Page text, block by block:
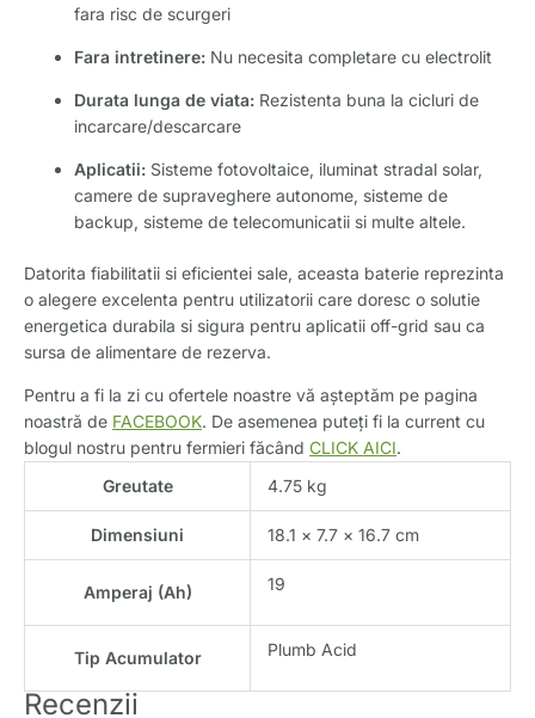
fara risc de scurgeri
Fara intretinere: Nu necesita completare cu electrolit
Durata lunga de viata: Rezistenta buna la cicluri de
incarcare/descarcare
Aplicatii: Sisteme fotovoltaice, iluminat stradal solar,
camere de supraveghere autonome, sisteme de
backup, sisteme de telecomunicatii si multe altele.
Datorita fiabilitatii si eficientei sale, aceasta baterie reprezinta
o alegere excelenta pentru utilizatorii care doresc o solutie
energetica durabila si sigura pentru aplicatii off-grid sau ca
sursa de alimentare de rezerva.
Pentru a fi la zi cu ofertele noastre vă așteptăm pe pagina
noastră de FACEBOOK. De asemenea puteți fi la current cu
blogul nostru pentru fermieri făcând CLICK AICI.
Greutate
4.75 kg
Dimensiuni 18.1 × 7.7 × 16.7 cm
Amperaj (Ah) 19
Tip Acumulator Plumb Acid
Recenzii